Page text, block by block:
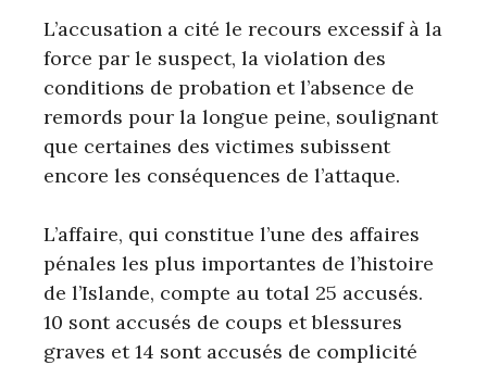
L’accusation a cité le recours excessif à la
force par le suspect, la violation des
conditions de probation et l’absence de
remords pour la longue peine, soulignant
que certaines des victimes subissent
encore les conséquences de l’attaque.
L’affaire, qui constitue l’une des affaires
pénales les plus importantes de l’histoire
de l’Islande, compte au total 25 accusés.
10 sont accusés de coups et blessures
graves et 14 sont accusés de complicité